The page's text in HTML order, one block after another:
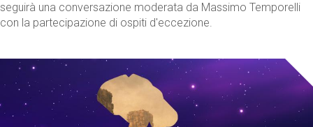
seguirà una conversazione moderata da Massimo Temporelli
con la partecipazione di ospiti d'eccezione.